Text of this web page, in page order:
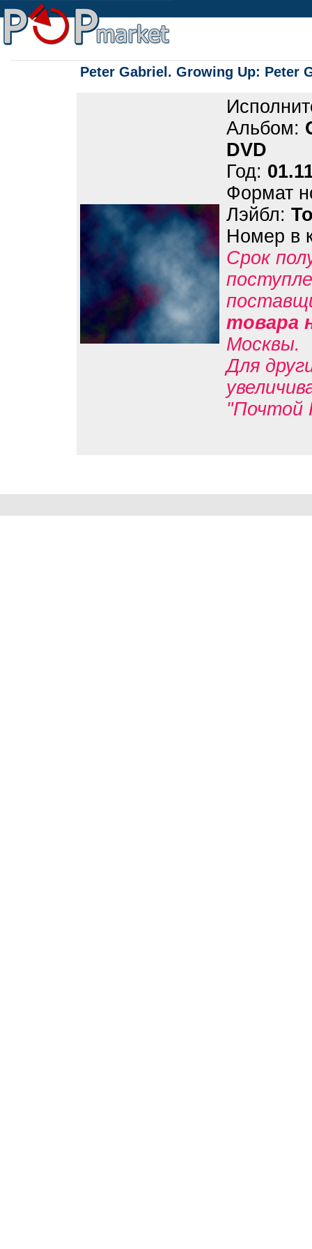
Peter Gabriel. Growing Up: Peter
Альбом:
DVD
Год:
Формат
Лэйбл:
Номер в
Срок
товара
Москвы.
Для
"Почтой